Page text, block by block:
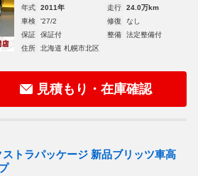
年式 2011年 走行
24.0万km
車検
'27/2 修復
なし
保証
保証付 整備
法定整備付
住所
北海道 札幌市北区
見積もり・在庫確認
トラパッケージ 新品ブリッツ車高